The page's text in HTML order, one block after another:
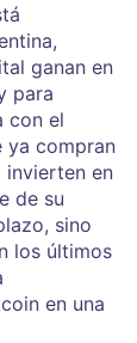
,
ganan en
para
con el
ya compran
invierten en
de su
sino
los últimos
en una